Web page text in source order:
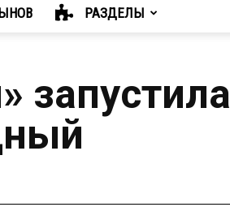
РАЗДЕЛЫ
запустила